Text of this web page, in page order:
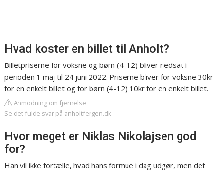
Hvad koster en billet til Anholt?
Billetpriserne for voksne og børn (4-12) bliver nedsat i
perioden 1 maj til 24 juni 2022. Priserne bliver for voksne 30kr
for en enkelt billet og for børn (4-12) 10kr for en enkelt billet.
Anmodning om fjernelse
Se det fulde svar på anholtfergen.dk
Hvor meget er Niklas Nikolajsen god
for?
Han vil ikke fortælle, hvad hans formue i dag udgør, men det